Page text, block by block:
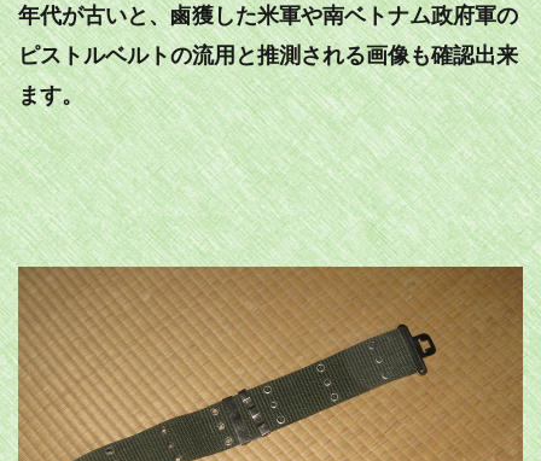
年代が古いと、鹵獲した米軍や南ベトナム政府軍の
ピストルベルトの流用と推測される画像も確認出来
ます。